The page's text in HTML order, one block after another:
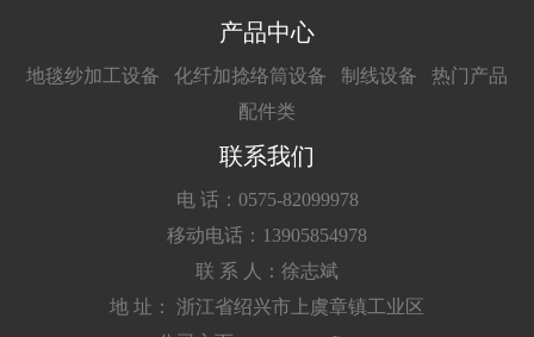
产品中心
地毯纱加工设备 化纤加捻络筒设备 制线设备
热门产品
配件类
联系我们
电 话：0575-82099978
移动电话：13905854978
联 系 人：徐志斌
地 址： 浙江省绍兴市上虞章镇工业区